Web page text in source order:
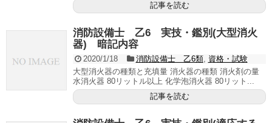
記事を読む
消防設備士 乙6 実技・鑑別(大型消火
器) 暗記内容
2020/1/18 消防設備士 乙6類, 資格・試験
大型消火器の種類と充填量 消火器の種類 消火剤の量
水消火器 80リットル以上 化学泡消火器 80リット...
記事を読む